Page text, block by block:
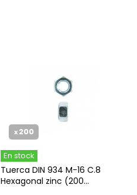
x 200
En stock
Tuerca DIN 934 M-16 C.8
Hexagonal zinc (200...